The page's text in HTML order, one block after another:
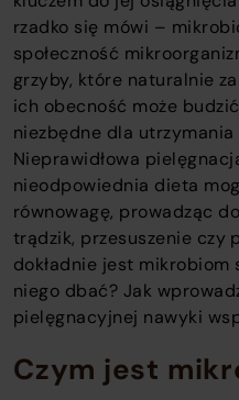
rzadko się mówi –
społeczność
grzyby, które naturalnie
ich obecność może
niezbędne dla
Nieprawidłowa
nieodpowiednia dieta
równowagę, prowadząc
trądzik, przesuszenie czy
dokładnie jest mikrobiom
niego dbać? Jak
pielęgnacyjnej nawyki
Czym jest